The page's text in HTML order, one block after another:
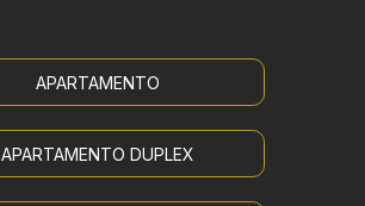
APARTAMENTO
APARTAMENTO DUPLEX